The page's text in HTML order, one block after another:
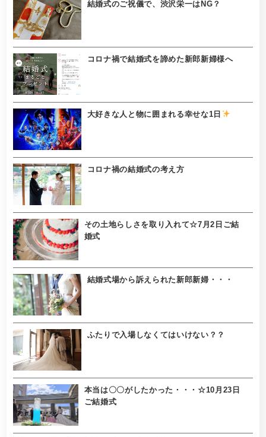
結婚式のご祝儀で、渋沢栄一はNG？
コロナ禍で結婚式を諦めた新郎新婦様へ
大好きな人と物に囲まれる幸せな1日
コロナ禍の結婚式の考え方
その土地らしさを取り入れて☆7月2日ご結
婚式
結婚式場から訴えられた新郎新婦・・・
ふたりで入場しなくてはいけない？？
本当は〇〇がしたかった・・・☆10月23日
ご結婚式